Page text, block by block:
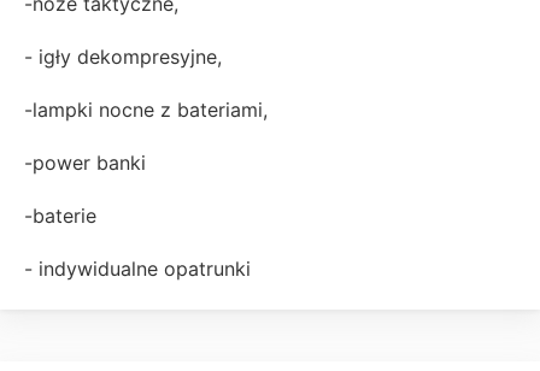
- igły dekompresyjne,
-lampki nocne z bateriami,
-power banki
-baterie
- indywidualne opatrunki